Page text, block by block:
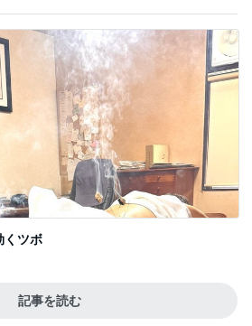
くツボ
記事を読む